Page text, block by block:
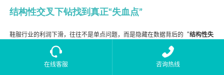
结构性交叉下钻找到真正“失血点”
鞋服行业的利润下滑，往往不是单点问题，而是隐藏在数据背后的“结构性失
的利润表现差异，直到毛利持续下滑才陷入恐慌。想要精准定位问题，关键在
多层级交叉下钻 ”的分析逻辑，从总盘到细分颗粒度层层拆解。
在线客服 咨询热线